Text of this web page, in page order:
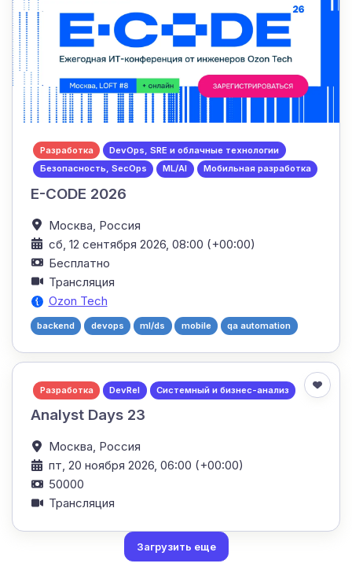
Разработка
DevOps, SRE и облачные технологии
Безопасность, SecOps
ML/AI Мобильная разработка
E-CODE 2026
Москва, Россия
сб, 12 сентября 2026, 08:00 (+00:00)
Бесплатно
Трансляция
Ozon Tech
backend devops ml/ds mobile qa automation
Разработка DevRel Системный и бизнес-анализ
Analyst Days 23
Москва, Россия
пт, 20 ноября 2026, 06:00 (+00:00)
50000
Трансляция
Загрузить еще